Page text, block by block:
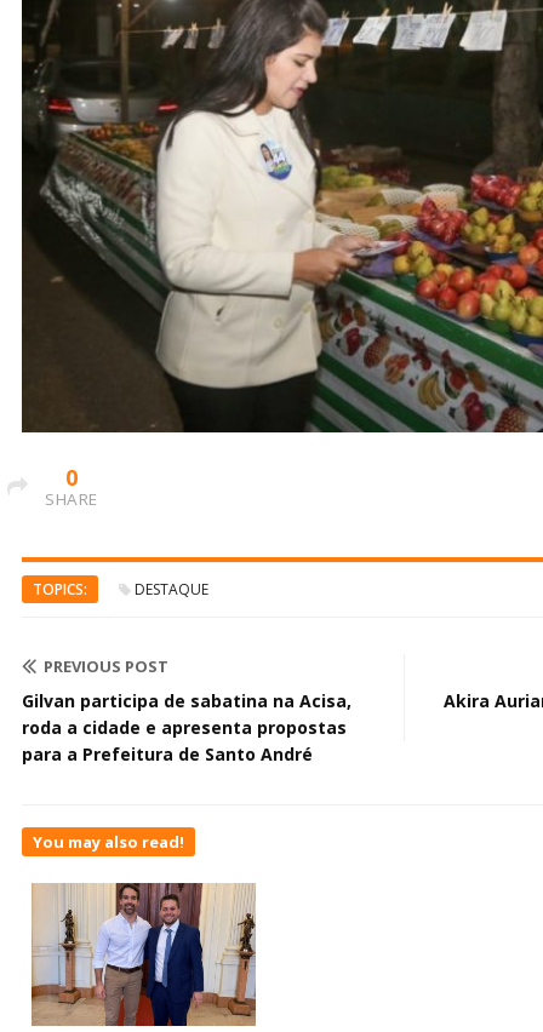
0
SHARE
TOPICS: DESTAQUE
PREVIOUS POST
Gilvan participa de sabatina na Acisa,
roda a cidade e apresenta propostas
para a Prefeitura de Santo André
Akira
You may also read!